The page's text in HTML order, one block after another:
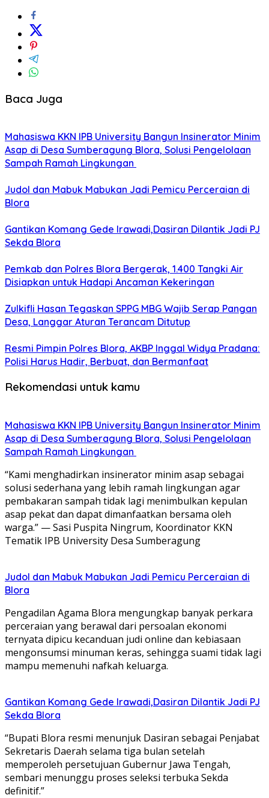
Baca Juga
Mahasiswa KKN IPB University Bangun Insinerator Minim
Asap di Desa Sumberagung Blora, Solusi Pengelolaan
Sampah Ramah Lingkungan ‎
Judol dan Mabuk Mabukan Jadi Pemicu Perceraian di
Blora
Gantikan Komang Gede Irawadi,Dasiran Dilantik Jadi PJ
Sekda Blora
Pemkab dan Polres Blora Bergerak, 1.400 Tangki Air
Disiapkan untuk Hadapi Ancaman Kekeringan
Zulkifli Hasan Tegaskan SPPG MBG Wajib Serap Pangan
Desa, Langgar Aturan Terancam Ditutup
Resmi Pimpin Polres Blora, AKBP Inggal Widya Pradana:
Polisi Harus Hadir, Berbuat, dan Bermanfaat
Rekomendasi untuk kamu
Mahasiswa KKN IPB University Bangun Insinerator Minim
Asap di Desa Sumberagung Blora, Solusi Pengelolaan
Sampah Ramah Lingkungan ‎
“Kami menghadirkan insinerator minim asap sebagai
solusi sederhana yang lebih ramah lingkungan agar
pembakaran sampah tidak lagi menimbulkan kepulan
asap pekat dan dapat dimanfaatkan bersama oleh
warga.” — Sasi Puspita Ningrum, Koordinator KKN
Tematik IPB University Desa Sumberagung
Judol dan Mabuk Mabukan Jadi Pemicu Perceraian di
Blora
Pengadilan Agama Blora mengungkap banyak perkara
perceraian yang berawal dari persoalan ekonomi
ternyata dipicu kecanduan judi online dan kebiasaan
mengonsumsi minuman keras, sehingga suami tidak lagi
mampu memenuhi nafkah keluarga.
Gantikan Komang Gede Irawadi,Dasiran Dilantik Jadi PJ
Sekda Blora
“Bupati Blora resmi menunjuk Dasiran sebagai Penjabat
Sekretaris Daerah selama tiga bulan setelah
memperoleh persetujuan Gubernur Jawa Tengah,
sembari menunggu proses seleksi terbuka Sekda
definitif.”